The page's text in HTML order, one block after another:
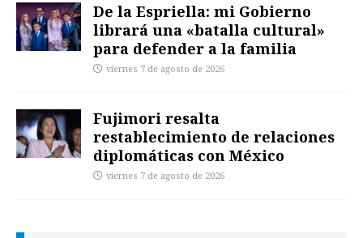
De la Espriella: mi Gobierno
librará una «batalla cultural»
para defender a la familia
viernes 7 de agosto de 2026
Fujimori resalta
restablecimiento de relaciones
diplomáticas con México
viernes 7 de agosto de 2026